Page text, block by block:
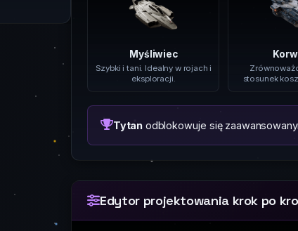
Myśliwiec
Szybki i tani. Idealny w rojach i
eksploracji.
stosunek
Tytan odblokowuje się
Edytor projektowania krok po